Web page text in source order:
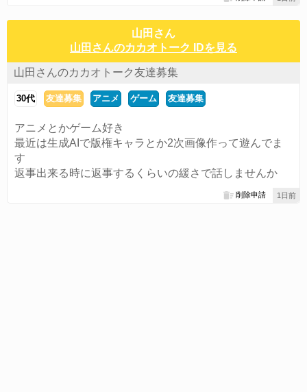
山田さん
山田さんのカカオトーク IDを見る
山田さんのカカオトーク友達募集
30代 友達募集 アニメ ゲーム 友達募集
アニメとかゲーム好き
最近は生成AIで版権キャラとか2次画像作って遊んでま
す
返事出来る時に返事するくらいの緩さで話しませんか
1日前
削除申請